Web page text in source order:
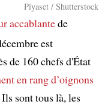
Piyaset / Shutterstock
accablantede
est
de 160 chefs d'État
en rang d’oignons
sont tous là, les